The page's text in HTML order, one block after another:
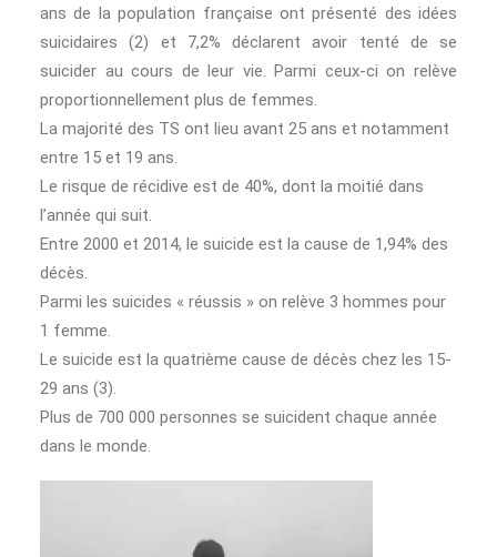
ans de la population française ont présenté des idées
suicidaires (2) et 7,2% déclarent avoir tenté de se
suicider au cours de leur vie. Parmi ceux-ci on relève
proportionnellement plus de femmes.
La majorité des TS ont lieu avant 25 ans et notamment
entre 15 et 19 ans.
Le risque de récidive est de 40%, dont la moitié dans
l’année qui suit.
Entre 2000 et 2014, le suicide est la cause de 1,94% des
décès.
Parmi les suicides « réussis » on relève 3 hommes pour
1 femme.
Le suicide est la quatrième cause de décès chez les 15-
29 ans (3).
Plus de 700 000 personnes se suicident chaque année
dans le monde.